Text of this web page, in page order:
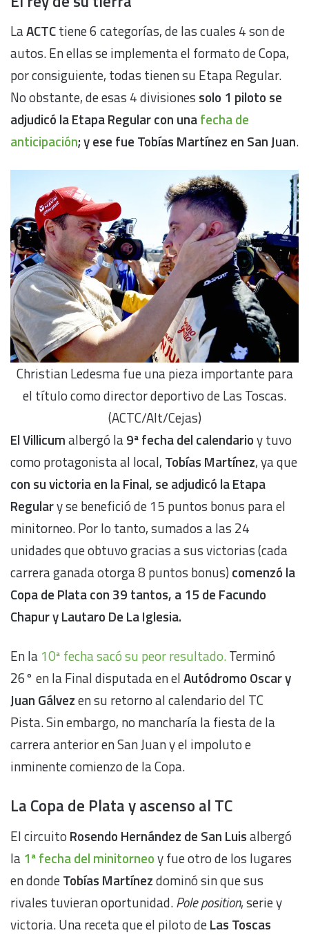
LaACTCtiene 6 categorías, de las cuales 4 son de
autos. En ellas se implementa el formato de Copa,
por consiguiente, todas tienen su Etapa Regular.
No obstante, de esas 4 divisiones solo 1 piloto se
adjudicó la Etapa Regular con unafecha de
anticipación; y ese fue Tobías Martínez en San Juan.
Christian Ledesma fue una pieza importante para
el título como director deportivo de Las Toscas.
(ACTC/Alt/Cejas)
El Villicumalbergó la9ª fecha del calendarioy tuvo
como protagonista al local, Tobías Martínez, ya que
con su victoria en la Final, se adjudicó la Etapa
Regulary se benefició de 15 puntos bonus para el
minitorneo. Por lo tanto, sumados a las 24
unidades que obtuvo gracias a sus victorias (cada
carrera ganada otorga 8 puntos bonus) comenzó la
Copa de Plata con 39 tantos, a 15 de Facundo
Chapur y Lautaro De La Iglesia.
En la 10ª fecha sacó su peor resultado.Terminó
26° en la Final disputada en elAutódromo Oscar y
Juan Gálvezen su retorno al calendario del TC
Pista. Sin embargo, no mancharía la fiesta de la
carrera anterior en San Juan y el impoluto e
inminente comienzo de la Copa.
La Copa de Plata y ascenso al TC
El circuito Rosendo Hernández de San Luisalbergó
la 1ª fecha del minitorneoy fue otro de los lugares
en dondeTobías Martínezdominó sin que sus
rivales tuvieran oportunidad.Pole position, serie y
victoria. Una receta que el piloto deLas Toscas